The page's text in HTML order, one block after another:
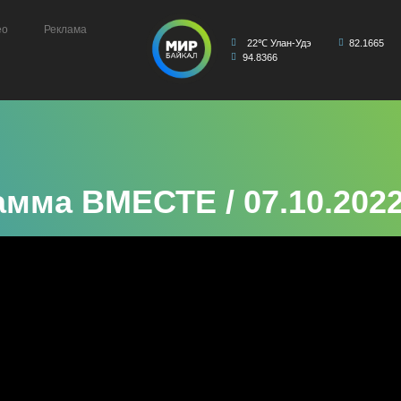
Реклама
22℃ Улан-Удэ
82.1665
94.8366
ВМЕСТЕ /